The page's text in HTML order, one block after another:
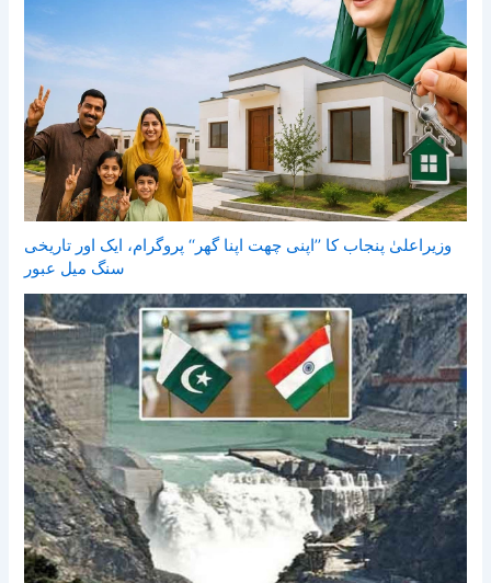
وزیراعلیٰ پنجاب کا ’’اپنی چھت اپنا گھر‘‘ پروگرام، ایک اور تاریخی
سنگ میل عبور